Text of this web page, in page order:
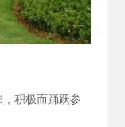
积极而踊跃参